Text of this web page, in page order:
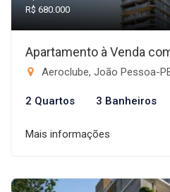
R$ 680.000
Apartamento à Venda
Aeroclube, João Pessoa-
2 Quartos 3 Banheiros
Mais informações